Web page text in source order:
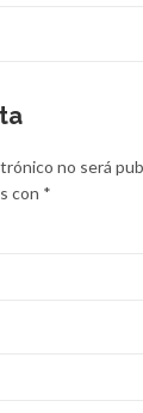
no será
con *